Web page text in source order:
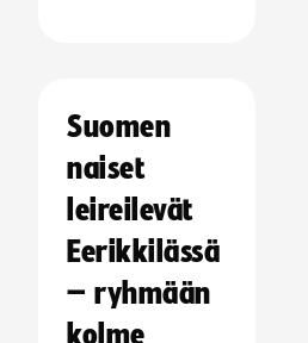
Suomen
naiset
leireilevät
Eerikkilässä
– ryhmään
kolme